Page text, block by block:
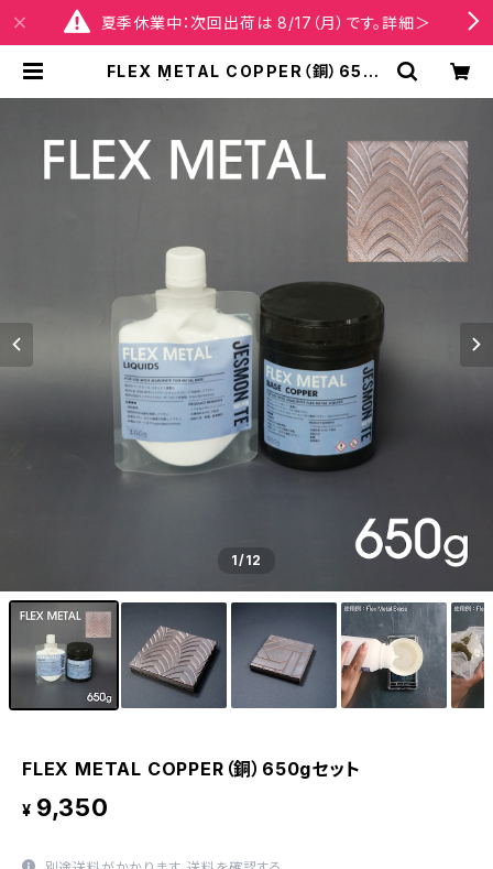
夏季休業中：次回出荷は 8/17（月）です。詳細＞
FLEX METAL COPPER（銅）650g
1/12
FLEX METAL COPPER（銅）650gセット
¥ 9,350